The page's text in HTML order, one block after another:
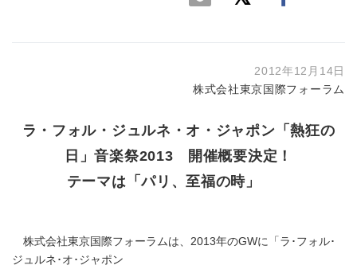
2012年12月14日
株式会社東京国際フォーラム
ラ・フォル・ジュルネ・オ・ジャポン「熱狂の
日」音楽祭2013 開催概要決定！
テーマは「パリ、至福の時」
株式会社東京国際フォーラムは、2013年のGWに「ラ･フォル･
ジュルネ･オ･ジャポン